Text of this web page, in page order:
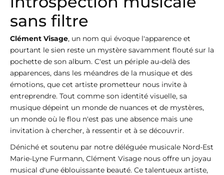
sans filtre
Clément Visage, un nom qui évoque l'apparence et
pourtant le sien reste un mystère savamment flouté sur la
pochette de son album. C'est un périple au-delà des
apparences, dans les méandres de la musique et des
émotions, que cet artiste prometteur nous invite à
entreprendre. Tout comme son identité visuelle, sa
musique dépeint un monde de nuances et de mystères,
un monde où le flou n'est pas une absence mais une
invitation à chercher, à ressentir et à se découvrir.
Déniché et soutenu par notre déléguée musicale Nord-Est
Marie-Lyne Furmann, Clément Visage nous offre un joyau
musical d'une éblouissante beauté. Ce talentueux artiste,